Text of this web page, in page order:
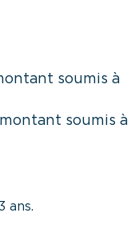
soumis à
soumis à
ans.